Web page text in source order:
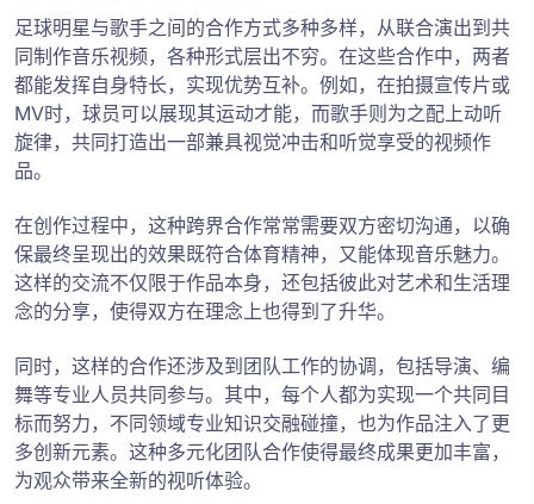
足球明星与歌手之间的合作方式多种多样，从联合演出到共
同制作音乐视频，各种形式层出不穷。在这些合作中，两者
都能发挥自身特长，实现优势互补。例如，在拍摄宣传片或
MV时，球员可以展现其运动才能，而歌手则为之配上动听
旋律，共同打造出一部兼具视觉冲击和听觉享受的视频作
品。
在创作过程中，这种跨界合作常常需要双方密切沟通，以确
保最终呈现出的效果既符合体育精神，又能体现音乐魅力。
这样的交流不仅限于作品本身，还包括彼此对艺术和生活理
念的分享，使得双方在理念上也得到了升华。
同时，这样的合作还涉及到团队工作的协调，包括导演、编
舞等专业人员共同参与。其中，每个人都为实现一个共同目
标而努力，不同领域专业知识交融碰撞，也为作品注入了更
多创新元素。这种多元化团队合作使得最终成果更加丰富，
为观众带来全新的视听体验。